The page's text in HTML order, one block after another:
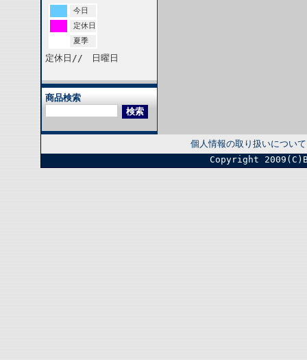
今日
定休日
夏季
定休日// 日曜日
商品検索
個人情報の取り扱いについて
Copyright